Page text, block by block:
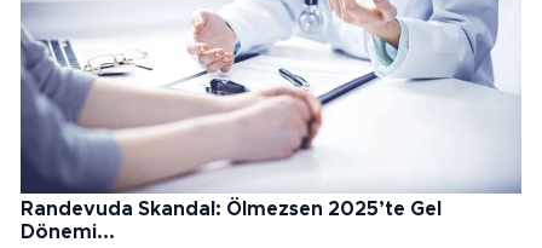
Randevuda Skandal: Ölmezsen 2025’te Gel
Dönemi...